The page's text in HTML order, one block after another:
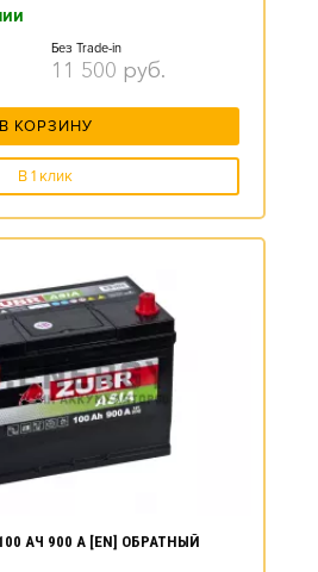
Без Trade-in
11 500 руб.
В КОРЗИНУ
В 1 клик
100 АЧ 900 А [EN] ОБРАТНЫЙ